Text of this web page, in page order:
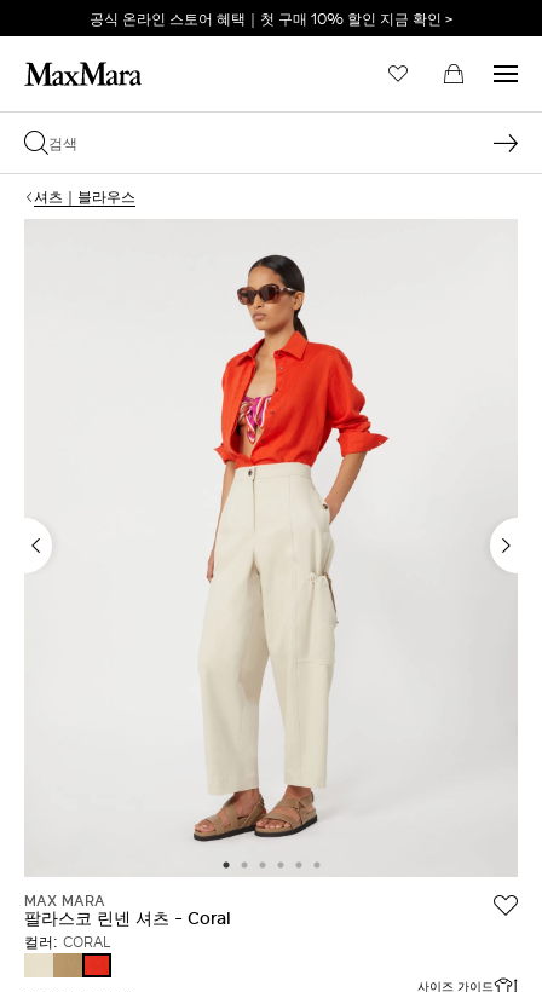
공식 온라인 스토어 혜택｜첫 구매 10% 할인 지금 확인 >
셔츠｜블라우스
MAX MARA
팔라스코 린넨 셔츠 - Coral
컬러: CORAL
SAND
사이즈 가이드
비밀번호를 잊어버리셨습니까?
로그인
막스마라의 세계로 당신
을 초대합니다